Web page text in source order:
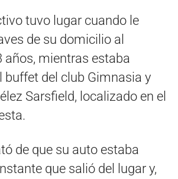
tuvo lugar cuando le
de su domicilio al
años, mientras estaba
buffet del club Gimnasia y
Sarsfield, localizado en el
de que su auto estaba
que salió del lugar y,